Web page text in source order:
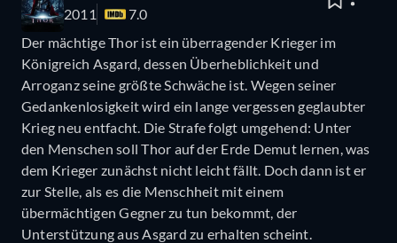
2011
7.0
Der mächtige Thor ist ein überragender Krieger im
Königreich Asgard, dessen Überheblichkeit und
Arroganz seine größte Schwäche ist. Wegen seiner
Gedankenlosigkeit wird ein lange vergessen geglaubter
Krieg neu entfacht. Die Strafe folgt umgehend: Unter
den Menschen soll Thor auf der Erde Demut lernen, was
dem Krieger zunächst nicht leicht fällt. Doch dann ist er
zur Stelle, als es die Menschheit mit einem
übermächtigen Gegner zu tun bekommt, der
Unterstützung aus Asgard zu erhalten scheint.